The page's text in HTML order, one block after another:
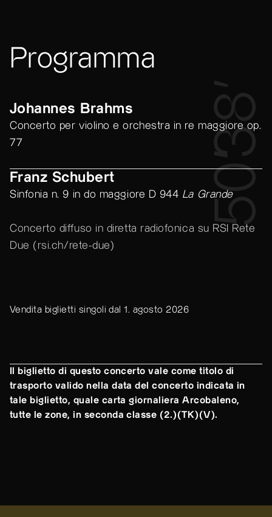
Programma
Johannes Brahms
Concerto per violino e orchestra in re maggiore op.
77
38’
Franz Schubert
Sinfonia n. 9 in do maggiore D 944 La Grande50’
Concerto diffuso in diretta radiofonica su RSI Rete
Due ( rsi.ch/rete-due)
Vendita biglietti singoli dal 1. agosto 2026
Il biglietto di questo concerto vale come titolo di
trasporto valido nella data del concerto indicata in
tale biglietto, quale carta giornaliera Arcobaleno,
tutte le zone, in seconda classe (2.)(TK)(V).